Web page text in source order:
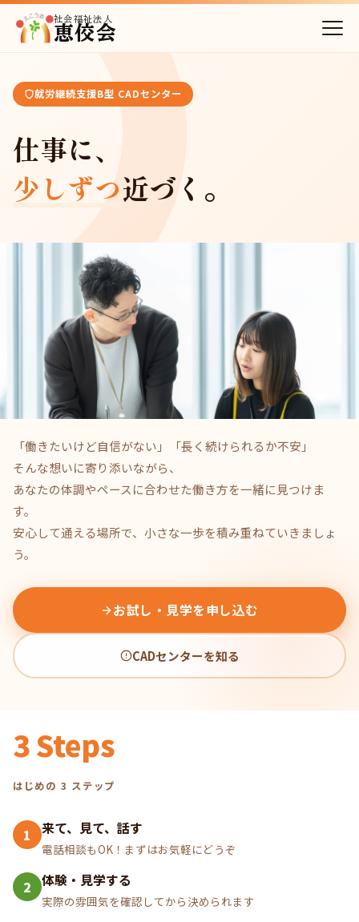
社会福祉法人
恵佼会
就労継続支援B型 CADセンター
仕事に、
少しずつ近づく。
「働きたいけど自信がない」「長く続けられるか不安」
そんな想いに寄り添いながら、
あなたの体調やペースに合わせた働き方を一緒に見つけま
す。
安心して通える場所で、小さな一歩を積み重ねていきましょ
う。
お試し・見学を申し込む
CADセンターを知る
3 Steps
はじめの 3 ステップ
1 来て、見て、話す
電話相談もOK！まずはお気軽にどうぞ
2 体験・見学する
実際の雰囲気を確認してから決められます